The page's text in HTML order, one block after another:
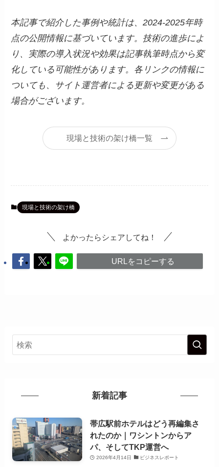
本記事で紹介した事例や統計は、2024-2025年時
点の公開情報に基づいています。技術の進歩によ
り、実際の導入状況や効果は記事執筆時点から変
化している可能性があります。各リンクの情報に
ついても、サイト運営者による更新や変更がある
場合がございます。
現場と技術の架け橋一覧
現場と技術の架け橋
よかったらシェアしてね！
URLをコピーする
新着記事
帯広駅前ホテルはどう再編集さ
れたのか｜ワシントンからア
パ、そしてTKP運営へ
2026年4月14日 ビジネスレポート